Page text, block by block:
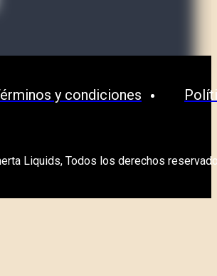
y condiciones
Liquids, Todos los derechos